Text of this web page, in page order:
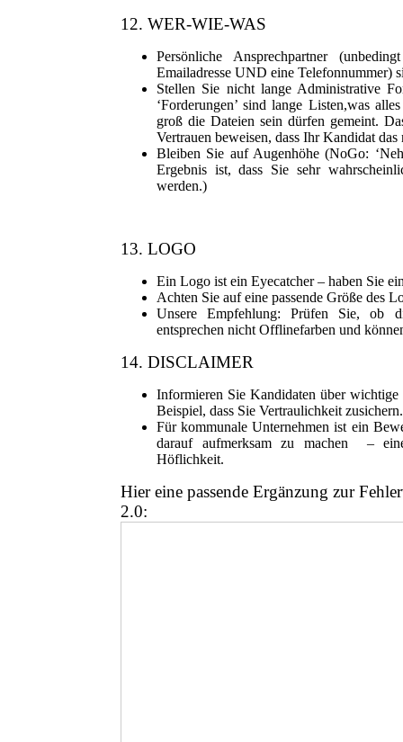
12. WER-WIE-WAS
Persönliche Ansprechpartner
Emailadresse UND eine Telefonnummer)
Stellen Sie nicht lange Administrative
‘Forderungen’ sind lange Listen,was
groß die Dateien sein dürfen gemeint.
Vertrauen beweisen, dass Ihr Kandidat
Bleiben Sie auf Augenhöhe (NoGo:
Ergebnis ist, dass Sie sehr
werden.)
13. LOGO
Ein Logo ist ein Eyecatcher – haben Sie
Achten Sie auf eine passende Größe des
Unsere Empfehlung: Prüfen Sie, ob
entsprechen nicht Offlinefarben und
14. DISCLAIMER
Informieren Sie Kandidaten über
Beispiel, dass Sie Vertraulichkeit zusichern.
Für kommunale Unternehmen ist ein
darauf aufmerksam zu machen –
Höflichkeit.
Hier eine passende Ergänzung zur
2.0: